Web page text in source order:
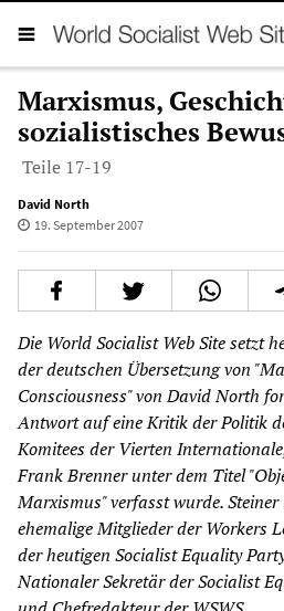
Marxismus,
sozialistisches
Teile 17-19
David North
19. September 2007
Die World Socialist Web Site setzt
der deutschen Übersetzung von
Consciousness" von David North
Antwort auf eine Kritik der Politik
Komitees der Vierten
Frank Brenner unter dem Titel
Marxismus" verfasst wurde.
ehemalige Mitglieder der Workers
der heutigen Socialist Equality
Nationaler Sekretär der Socialist